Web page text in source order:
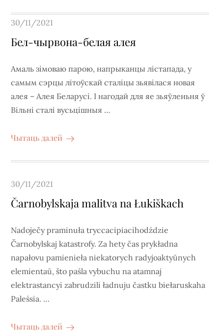
Posted
on
30/11/2021
Бел-чырвона-белая алея
Амаль зімоваю парою, напрыканцы лістапада, у
самым сэрцы літоўскай сталіцы зьявілася новая
алея – Алея Беларусі. І нагодай для яе зьяўленьня ў
Вільні сталі вусьцішныя …
Чытаць далей
Posted
on
30/11/2021
Čarnobylskaja malitva na Łukiškach
Nadoječy praminuła tryccacipiacihodździe
Čarnobylskaj katastrofy. Za hety čas prykładna
napałovu pamienieła niekatorych radyjoaktyŭnych
elemientaŭ, što paśla vybuchu na atamnaj
elektrastancyi zabrudzili ładnuju častku biełaruskaha
Paleśsia. …
Чытаць далей